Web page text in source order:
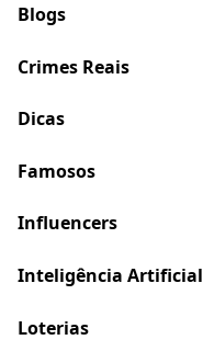
Blogs
Crimes Reais
Dicas
Famosos
Influencers
Inteligência Artificial
Loterias